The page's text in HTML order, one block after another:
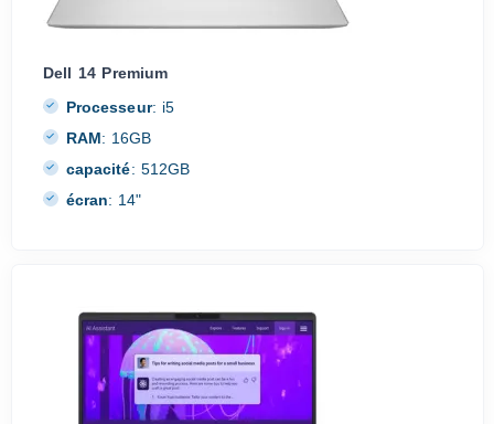
Dell 14 Premium
Processeur: i5
RAM: 16GB
capacité: 512GB
écran: 14"